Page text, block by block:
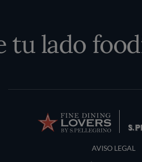
lado foodie
Terms and Conditions
AVISO LEGAL